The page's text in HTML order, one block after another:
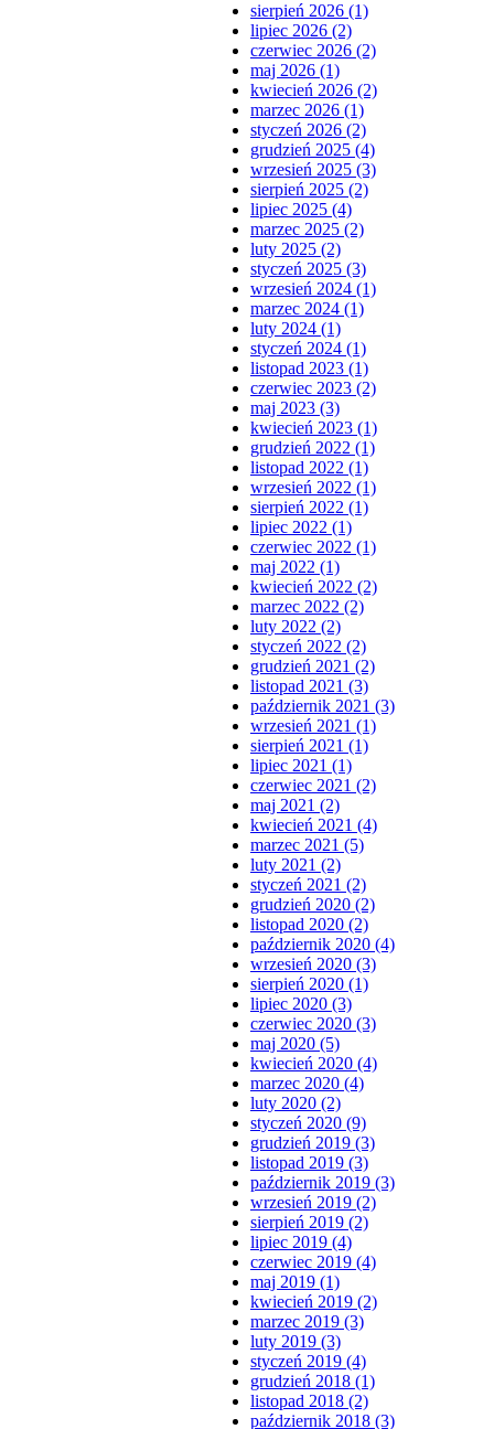
sierpień 2026 (1)
lipiec 2026 (2)
czerwiec 2026 (2)
maj 2026 (1)
kwiecień 2026 (2)
marzec 2026 (1)
styczeń 2026 (2)
grudzień 2025 (4)
wrzesień 2025 (3)
sierpień 2025 (2)
lipiec 2025 (4)
marzec 2025 (2)
luty 2025 (2)
styczeń 2025 (3)
wrzesień 2024 (1)
marzec 2024 (1)
luty 2024 (1)
styczeń 2024 (1)
listopad 2023 (1)
czerwiec 2023 (2)
maj 2023 (3)
kwiecień 2023 (1)
grudzień 2022 (1)
listopad 2022 (1)
wrzesień 2022 (1)
sierpień 2022 (1)
lipiec 2022 (1)
czerwiec 2022 (1)
maj 2022 (1)
kwiecień 2022 (2)
marzec 2022 (2)
luty 2022 (2)
styczeń 2022 (2)
grudzień 2021 (2)
listopad 2021 (3)
październik 2021 (3)
wrzesień 2021 (1)
sierpień 2021 (1)
lipiec 2021 (1)
czerwiec 2021 (2)
maj 2021 (2)
kwiecień 2021 (4)
marzec 2021 (5)
luty 2021 (2)
styczeń 2021 (2)
grudzień 2020 (2)
listopad 2020 (2)
październik 2020 (4)
wrzesień 2020 (3)
sierpień 2020 (1)
lipiec 2020 (3)
czerwiec 2020 (3)
maj 2020 (5)
kwiecień 2020 (4)
marzec 2020 (4)
luty 2020 (2)
styczeń 2020 (9)
grudzień 2019 (3)
listopad 2019 (3)
październik 2019 (3)
wrzesień 2019 (2)
sierpień 2019 (2)
lipiec 2019 (4)
czerwiec 2019 (4)
maj 2019 (1)
kwiecień 2019 (2)
marzec 2019 (3)
luty 2019 (3)
styczeń 2019 (4)
grudzień 2018 (1)
listopad 2018 (2)
październik 2018 (3)